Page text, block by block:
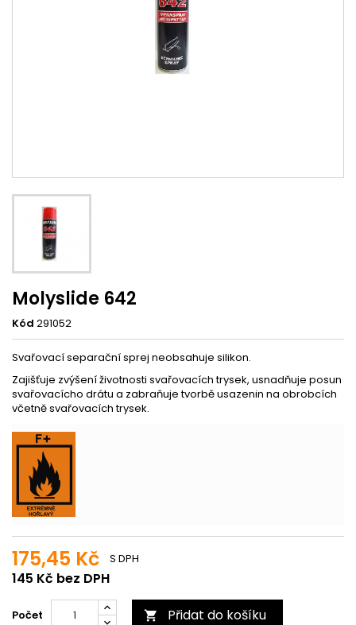
Molyslide 642
Kód 291052
Svařovací separační sprej neobsahuje silikon.
Zajišťuje zvýšení životnosti svařovacích trysek, usnadňuje posun
svařovacícho drátu a zabraňuje tvorbě usazenin na obrobcích
včetně svařovacích trysek.
175,45 Kč
145 Kč bez DPH
S DPH
Počet  Přidat do košíku